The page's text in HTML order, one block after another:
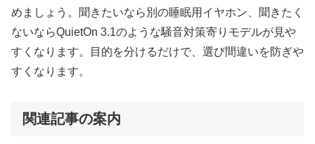
めましょう。聞きたいなら別の睡眠用イヤホン、聞きたく
ないならQuietOn 3.1のような騒音対策寄りモデルが見や
すくなります。目的を分けるだけで、選び間違いを防ぎや
すくなります。
関連記事の案内